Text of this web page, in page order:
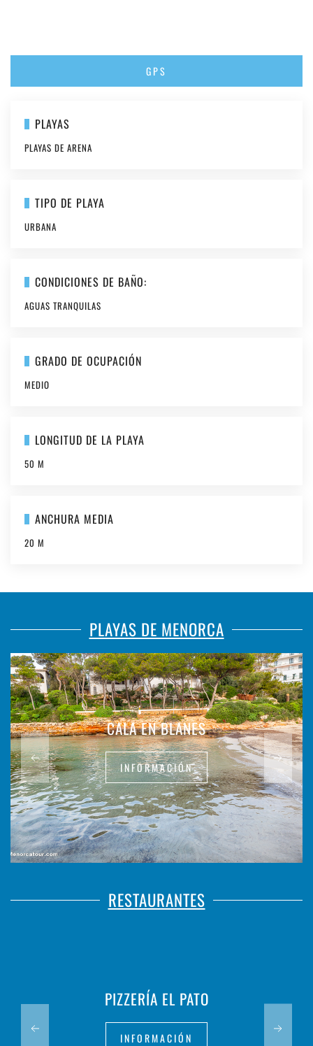
GPS
PLAYAS
PLAYAS DE ARENA
TIPO DE PLAYA
URBANA
CONDICIONES DE BAÑO:
AGUAS TRANQUILAS
GRADO DE OCUPACIÓN
MEDIO
LONGITUD DE LA PLAYA
50 M
ANCHURA MEDIA
20 M
PLAYAS DE MENORCA
CALA EN BLANES
INFORMACIÓN
RESTAURANTES
PIZZERÍA EL PATO
INFORMACIÓN